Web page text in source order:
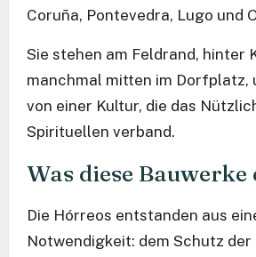
Coruña, Pontevedra, Lugo und
Sie stehen am Feldrand, hinter
manchmal mitten im Dorfplatz,
von einer Kultur, die das
Spirituellen verband.
Was diese Bauwerke
Die Hórreos entstanden aus
Notwendigkeit: dem Schutz der